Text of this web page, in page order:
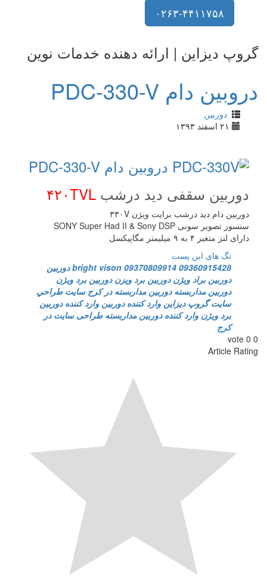
۰۲۶۳-۴۴۱۱۷۵۸
گروپ دیزاین | ارائه دهنده خدمات نوین
دروبین دام PDC-330-V
دوربین
۲۱ اسفند ۱۳۹۳
دوربین سقفی دید درشب ۴۲۰TVL
دوربین دام دید درشب برایت ویژن ۳۳۰V
سنسور تصویر سونی SONY Super Had II & Sony DSP
دارای لنز متغیر ۴ به ۹ میلیمتر مگاپیکسل
تگ های این پست
09360915428
09370809914
bright vison دوربين
دوربين براد ويژن دوربين برد ويزن دوربين برد ويژن
دوربين مداربسته دوربين مداربسته در كرج سايت طراحي
سايت گروپ ديزاين وارد كننده دوربين وارد كننده دوربين
برد ويژن وارد كننده دوربين مداربسته طراحی سایت در
کرج
0
0
vote
Article Rating